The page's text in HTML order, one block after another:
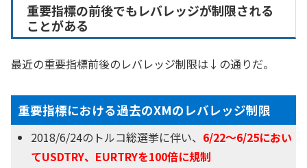
重要指標の前後でもレバレッジが制限される
ことがある
最近の重要指標前後のレバレッジ制限は↓の通りだ。
重要指標における過去のXMのレバレッジ制限
2018/6/24のトルコ総選挙に伴い、 6/22～6/25におい
てUSDTRY、EURTRYを100倍に規制